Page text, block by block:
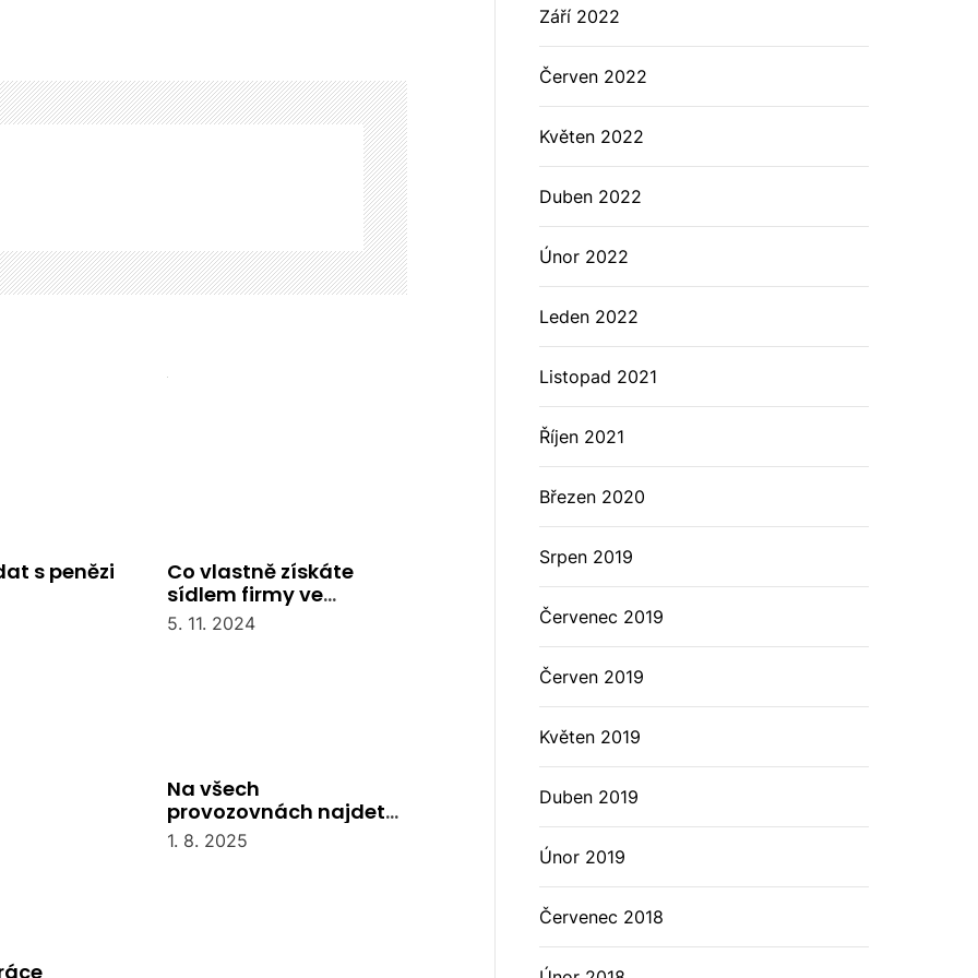
s penězi
Co vlastně získáte
sídlem firmy ve
velkoměstě
5. 11. 2024
Na všech
provozovnách najdete
recepci
1. 8. 2025
Září 2022
Červen 2022
Květen 2022
Duben 2022
Únor 2022
Leden 2022
Listopad 2021
Říjen 2021
Březen 2020
Srpen 2019
Červenec 2019
Červen 2019
Květen 2019
Duben 2019
Únor 2019
Červenec 2018